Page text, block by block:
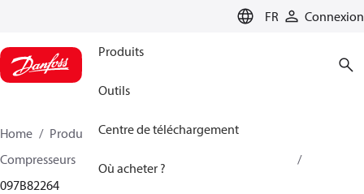
FR Connexion
Produits
Outils
Centre de téléchargement
Où acheter ?
Home Produits
Climate Solutions - chauffage
Compresseurs
097B82264